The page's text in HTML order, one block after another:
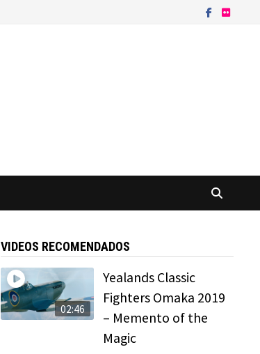
VIDEOS RECOMENDADOS
02:46
Yealands Classic
Fighters Omaka 2019
– Memento of the
Magic